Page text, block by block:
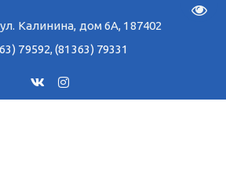
ул. Калинина, дом 6А, 187402
79592,(81363) 79331